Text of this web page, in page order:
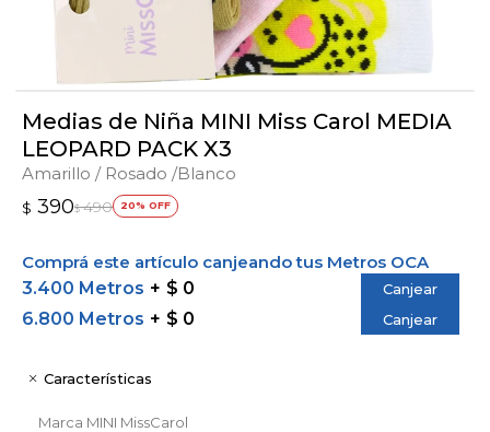
Medias de Niña MINI Miss Carol MEDIA
LEOPARD PACK X3
Amarillo / Rosado /Blanco
$ 390$ 490 20
Comprá este artículo canjeando tus Metros OCA
3.400 Metros
$ 0 Canjear
6.800 Metros $ 0 Canjear
Características
Marca MINI MissCarol